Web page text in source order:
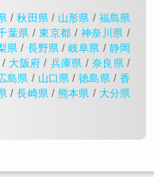
/秋田県/ 山形県 / 福島県
葉県 /東京都 /神奈川県 /
県 / 長野県/岐阜県 / 静岡
/ 大阪府 / 兵庫県 / 奈良県/
島県 / 山口県 /徳島県/香
/長崎県/熊本県 / 大分県